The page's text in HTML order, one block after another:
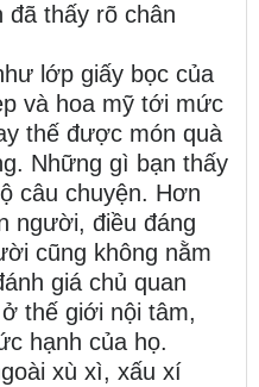
đã thấy rõ chân
lớp giấy bọc của
và hoa mỹ tới mức
thế được món quà
Những gì bạn thấy
câu chuyện. Hơn
người, điều đáng
cũng không nằm
giá chủ quan
thế giới nội tâm,
hạnh của họ.
xù xì, xấu xí